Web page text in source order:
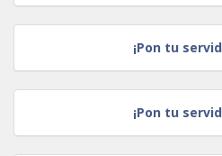
¡Pon tu
¡Pon tu